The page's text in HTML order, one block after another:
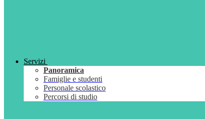
Servizi
Panoramica
Famiglie e studenti
Personale scolastico
Percorsi di studio